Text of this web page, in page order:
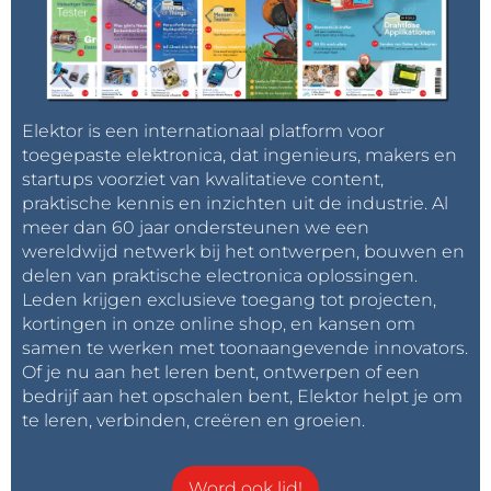
hebben de markt verlaten, omdat hun producten
niet konden tippen aan de kwaliteit van Audio
Precision en ook niet aanzienlijk goedkoper waren.
Daardoor blijft de mogelijkheid over om naar
gebruikte apparaten te zoeken. De prijzen zijn echter
nog steeds hoog, en het is duidelijk dat deze
apparaten niet langer worden onderhouden of
gerepareerd. Gezien de kosten van reparaties
betekent een defect meestal een “total loss”.
Audiometingen voor beginners
Voor wie nieuw is in audiomeettechniek is het
gebruik van een geluidskaart of USB-audio-interface
met meetsoftware van derden, die meestal ten
minste in een basisversie gratis beschikbaar is (zie
Interfaces”), een goede plek om te beginnen.
Elektor is een internationaal platform voor
toegepaste elektronica, dat ingenieurs, makers en
startups voorziet van kwalitatieve content,
praktische kennis en inzichten uit de industrie. Al
meer dan 60 jaar ondersteunen we een
wereldwijd netwerk bij het ontwerpen, bouwen en
delen van praktische electronica oplossingen.
Leden krijgen exclusieve toegang tot projecten,
kortingen in onze online shop, en kansen om
samen te werken met toonaangevende innovators.
Of je nu aan het leren bent, ontwerpen of een
bedrijf aan het opschalen bent, Elektor helpt je om
te leren, verbinden, creëren en groeien.